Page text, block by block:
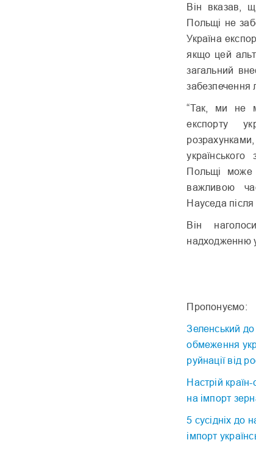
Він вказав,
Польщі не
Україна
якщо цей
загальний
забезпечення
“Так, ми не
експорту
Польщі
важливою
Науседа після
Він
надходженню
Пропонуємо:
Зеленський до
обмеження
руйнації від
Настрій
на імпорт
5 сусідніх до
імпорт